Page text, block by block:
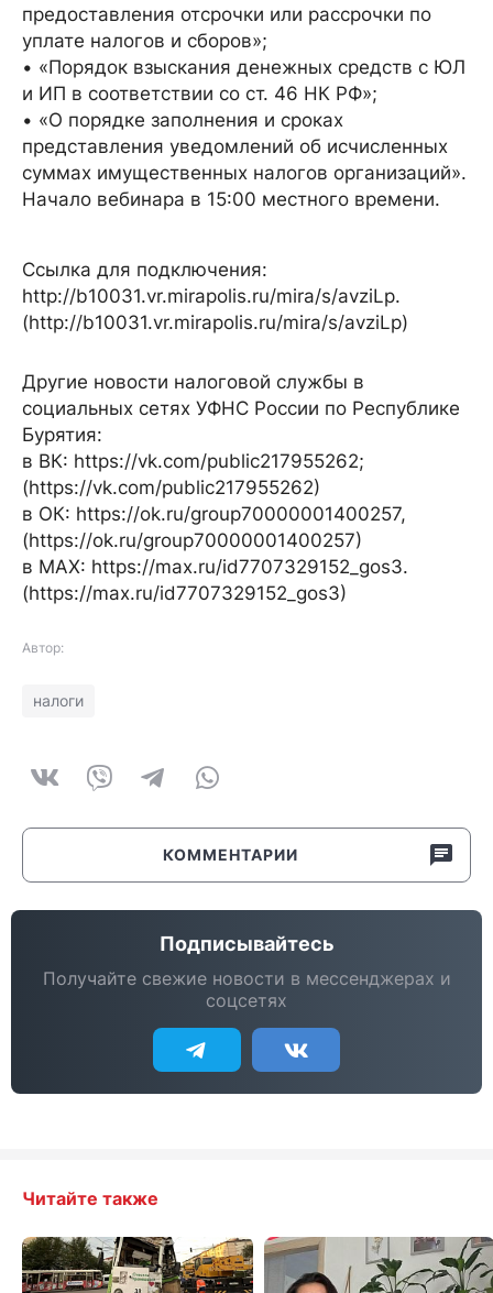
предоставления отсрочки или рассрочки по
уплате налогов и сборов»;
• «Порядок взыскания денежных средств с ЮЛ
и ИП в соответствии со ст. 46 НК РФ»;
• «О порядке заполнения и сроках
представления уведомлений об исчисленных
суммах имущественных налогов организаций».
Начало вебинара в 15:00 местного времени.
Ссылка для подключения:
http://b10031.vr.mirapolis.ru/mira/s/avziLp.
(http://b10031.vr.mirapolis.ru/mira/s/avziLp)
Другие новости налоговой службы в
социальных сетях УФНС России по Республике
Бурятия:
в ВК: https://vk.com/public217955262;
(https://vk.com/public217955262)
в ОК: https://ok.ru/group70000001400257,
(https://ok.ru/group70000001400257)
в МАХ: https://max.ru/id7707329152_gos3.
(https://max.ru/id7707329152_gos3)
Автор:
налоги
КОММЕНТАРИИ
Подписывайтесь
Получайте свежие новости в мессенджерах и
соцсетях
Читайте также